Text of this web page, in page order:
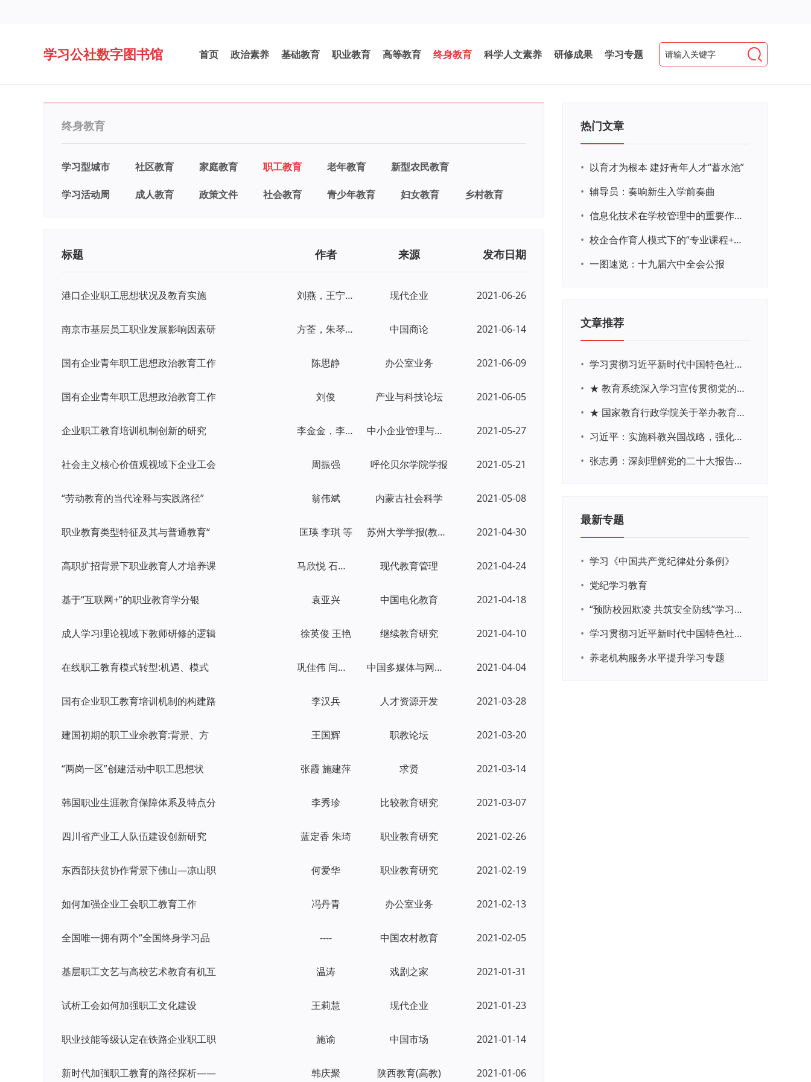
学习公社数字图书馆 首页 政治素养 基础教育 职业教育 高等教育 终身教育 科学人文素养 研修成果 学习专题
终身教育
学习型城市 社区教育 家庭教育 职工教育 老年教育 新型农民教育
学习活动周 成人教育 政策文件 社会教育 青少年教育 妇女教育 乡村教育
标题 作者 来源 发布日期
港口企业职工思想状况及教育实施 刘燕，王宁，唐玉建 现代企业 2021-06-26
南京市基层员工职业发展影响因素研 方荃，朱琴，李浩，徐刘焱 中国商论 2021-06-14
国有企业青年职工思想政治教育工作 陈思静 办公室业务 2021-06-09
国有企业青年职工思想政治教育工作 刘俊 产业与科技论坛 2021-06-05
企业职工教育培训机制创新的研究 李金金，李英琦 中小企业管理与科技(下旬刊) 2021-05-27
社会主义核心价值观视域下企业工会 周振强 呼伦贝尔学院学报 2021-05-21
“劳动教育的当代诠释与实践路径” 翁伟斌 内蒙古社会科学 2021-05-08
职业教育类型特征及其与普通教育“ 匡瑛 李琪 等 苏州大学学报(教育科学版) 2021-04-30
高职扩招背景下职业教育人才培养课 马欣悦 石伟平 现代教育管理 2021-04-24
基于“互联网+”的职业教育学分银 袁亚兴 中国电化教育 2021-04-18
成人学习理论视域下教师研修的逻辑 徐英俊 王艳 继续教育研究 2021-04-10
在线职工教育模式转型:机遇、模式 巩佳伟 闫克宇 中国多媒体与网络教学学报(中旬刊) 2021-04-04
国有企业职工教育培训机制的构建路 李汉兵 人才资源开发 2021-03-28
建国初期的职工业余教育:背景、方 王国辉 职教论坛 2021-03-20
“两岗一区”创建活动中职工思想状 张霞 施建萍 求贤 2021-03-14
韩国职业生涯教育保障体系及特点分 李秀珍 比较教育研究 2021-03-07
四川省产业工人队伍建设创新研究 蓝定香 朱琦 职业教育研究 2021-02-26
东西部扶贫协作背景下佛山—凉山职 何爱华 职业教育研究 2021-02-19
如何加强企业工会职工教育工作 冯丹青 办公室业务 2021-02-13
全国唯一拥有两个“全国终身学习品 ---- 中国农村教育 2021-02-05
基层职工文艺与高校艺术教育有机互 温涛 戏剧之家 2021-01-31
试析工会如何加强职工文化建设 王莉慧 现代企业 2021-01-23
职业技能等级认定在铁路企业职工职 施谕 中国市场 2021-01-14
新时代加强职工教育的路径探析—— 韩庆聚 陕西教育(高教) 2021-01-06
热门文章
• 以育才为根本 建好青年人才“蓄水池”
• 辅导员：奏响新生入学前奏曲
•
信息化技术在学校管理中的重要作用 ——以贵州省威宁民族中学和校园使用等为例
•
校企合作育人模式下的“专业课程+思政教育+党建活动”交叉融合的课程思政教学探索与实践
• 一图速览：十九届六中全会公报
文章推荐
•
学习贯彻习近平新时代中国特色社会主义思想主题教育网络培训
•
★ 教育系统深入学习宣传贯彻党的二十大精神学习专题
•
★ 国家教育行政学院关于举办教育系统深入学习宣传贯彻党的二十大精神专题网络培训的通知
•
习近平：实施科教兴国战略，强化现代化建设人才支撑
•
张志勇：深刻理解党的二十大报告关于教育的新思想、新战略、新要求
最新专题
• 学习《中国共产党纪律处分条例》
• 党纪学习教育
•
“预防校园欺凌 共筑安全防线”学习专题
•
学习贯彻习近平新时代中国特色社会主义思想主题教育
• 养老机构服务水平提升学习专题